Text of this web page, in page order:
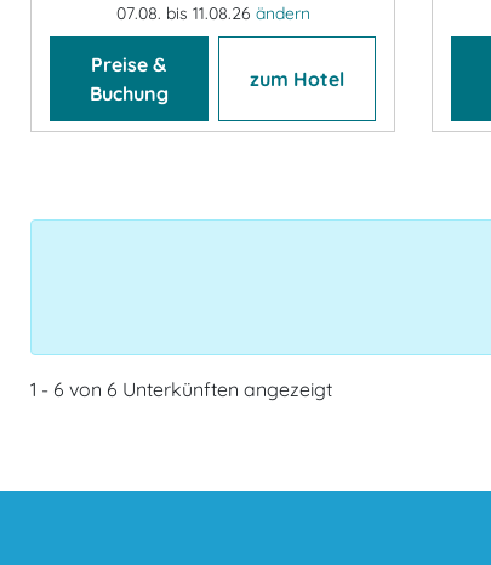
07.08. bis 11.08.26 ändern
Preise &
Buchung
zum Hotel
1 - 6 von 6 Unterkünften angezeigt